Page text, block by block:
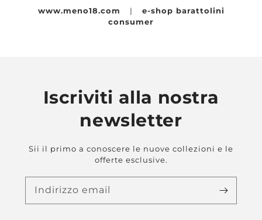
www.meno18.com | e-shop barattolini
consumer
Iscriviti alla nostra
newsletter
Sii il primo a conoscere le nuove collezioni e le
offerte esclusive.
Indirizzo email